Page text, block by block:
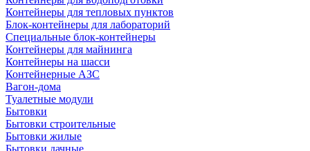
Контейнеры для тепловых пунктов
Блок-контейнеры для лабораторий
Специальные блок-контейнеры
Контейнеры для майнинга
Контейнеры на шасси
Контейнерные АЗС
Вагон-дома
Туалетные модули
Бытовки
Бытовки строительные
Бытовки жилые
Бытовки дачные